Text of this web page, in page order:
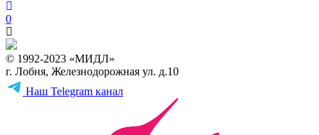
0
© 1992-2023 «МИДЛ»
г. Лобня, Железнодорожная ул. д.10
Наш Telegram канал